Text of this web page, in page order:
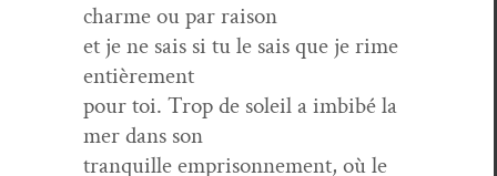
charme ou par raison
et je ne sais si tu le sais que je rime
entièrement
pour toi. Trop de soleil a imbibé la
mer dans son
tran­quille empris­on­nement, où le